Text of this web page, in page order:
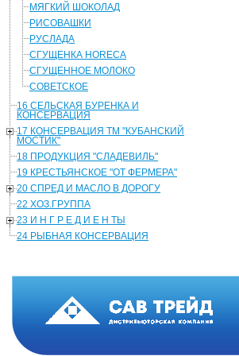
МЯГКИЙ ШОКОЛАД
РИСОВАШКИ
РУСЛАДА
СГУЩЕНКА HORECA
СГУЩЕННОЕ МОЛОКО
СОВЕТСКОЕ
16 СЕЛЬСКАЯ БУРЕНКА И
КОНСЕРВАЦИЯ
17 КОНСЕРВАЦИЯ ТМ "КУБАНСКИЙ
МОСТИК"
18 ПРОДУКЦИЯ "СЛАДЕВИЛЬ"
19 КРЕСТЬЯНСКОЕ "ОТ ФЕРМЕРА"
20 СПРЕД И МАСЛО В ДОРОГУ
22 ХОЗ.ГРУППА
23 И Н Г Р Е Д И Е Н ТЫ
24 РЫБНАЯ КОНСЕРВАЦИЯ